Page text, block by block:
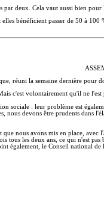
deux. Cela vaut aussi bien
bénéficient passer de 50 à
réuni la semaine dernière pour
c'est volontairement qu'il ne l'est
sociale : leur problème est
nous devons être prudents dans
nous avons mis en place,
tous les deux ans, ce qui n'est
également, le Conseil national